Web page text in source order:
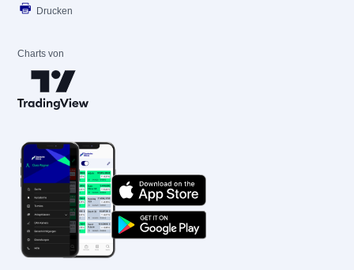
Drucken
Charts von